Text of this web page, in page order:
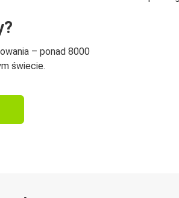
– ponad 8000
świecie.